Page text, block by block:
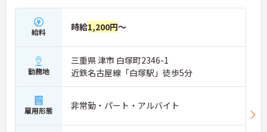
給料 時給1,200円～
勤務地
三重県 津市 白塚町2346-1
近鉄名古屋線「白塚駅」徒歩5分
雇用形態 非常勤・パート・アルバイト